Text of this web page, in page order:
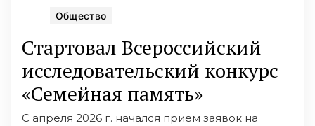
Общество
Стартовал Всероссийский
исследовательский конкурс
«Семейная память»
С апреля 2026 г. начался прием заявок на